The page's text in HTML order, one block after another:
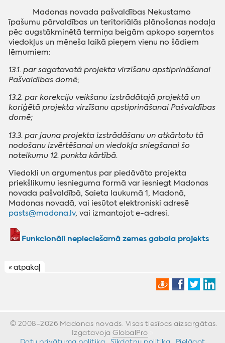
Madonas novada pašvaldības Nekustamo
īpašumu pārvaldības un teritoriālās plānošanas nodaļa
pēc augstākminētā termiņa beigām apkopo saņemtos
viedokļus un mēneša laikā pieņem vienu no šādiem
lēmumiem:
13.1. par sagatavotā projekta virzīšanu apstiprināšanai
Pašvaldības domē;
13.2. par korekciju veikšanu izstrādātajā projektā un
koriģētā projekta virzīšanu apstiprināšanai Pašvaldības
domē;
13.3. par jauna projekta izstrādāšanu un atkārtotu tā
nodošanu izvērtēšanai un viedokļa sniegšanai šo
noteikumu 12. punkta kārtībā.
Viedokli un argumentus par piedāvāto projekta
priekšlikumu iesnieguma formā var iesniegt Madonas
novada pašvaldībā, Saieta laukumā 1, Madonā,
Madonas novadā, vai iesūtot elektroniski adresē
pasts@madona.lv, vai izmantojot e-adresi.
Funkcionāli nepieciešamā zemes gabala projekts
« atpakaļ
© 2008-2026 Madonas novads. Visas tiesības aizsargātas.
Izgatavoja GlobalPro